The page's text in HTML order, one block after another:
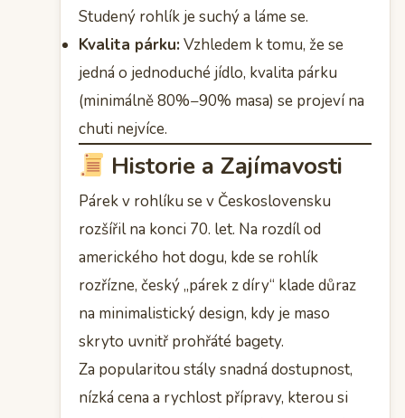
Studený rohlík je suchý a láme se.
Kvalita párku:Vzhledem k tomu, že se
jedná o jednoduché jídlo, kvalita párku
(minimálně 80%−90% masa) se projeví na
chuti nejvíce.
Historie a Zajímavosti
Párek v rohlíku se v Československu
rozšířil na konci 70. let. Na rozdíl od
amerického hot dogu, kde se rohlík
rozřízne, český „párek z díry“ klade důraz
na minimalistický design, kdy je maso
skryto uvnitř prohřáté bagety.
Za popularitou stály snadná dostupnost,
nízká cena a rychlost přípravy, kterou si